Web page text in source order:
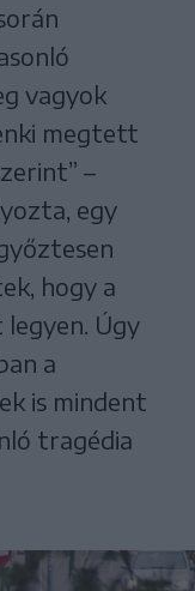
vagyok
megtett
–
egy
hogy a
Úgy
a
is mindent
tragédia